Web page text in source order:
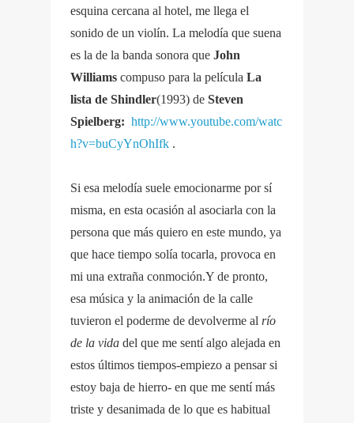
esquina cercana al hotel, me llega el
sonido de un violín. La melodía que suena
es la de la banda sonora que John
Williams compuso para la película La
lista de Shindler(1993) de Steven
Spielberg: http://www.youtube.com/watc
h?v=buCyYnOhIfk .
Si esa melodía suele emocionarme por sí
misma, en esta ocasión al asociarla con la
persona que más quiero en este mundo, ya
que hace tiempo solía tocarla, provoca en
mi una extraña conmoción.Y de pronto,
esa música y la animación de la calle
tuvieron el poderme de devolverme al río
de la vida del que me sentí algo alejada en
estos últimos tiempos-empiezo a pensar si
estoy baja de hierro- en que me sentí más
triste y desanimada de lo que es habitual